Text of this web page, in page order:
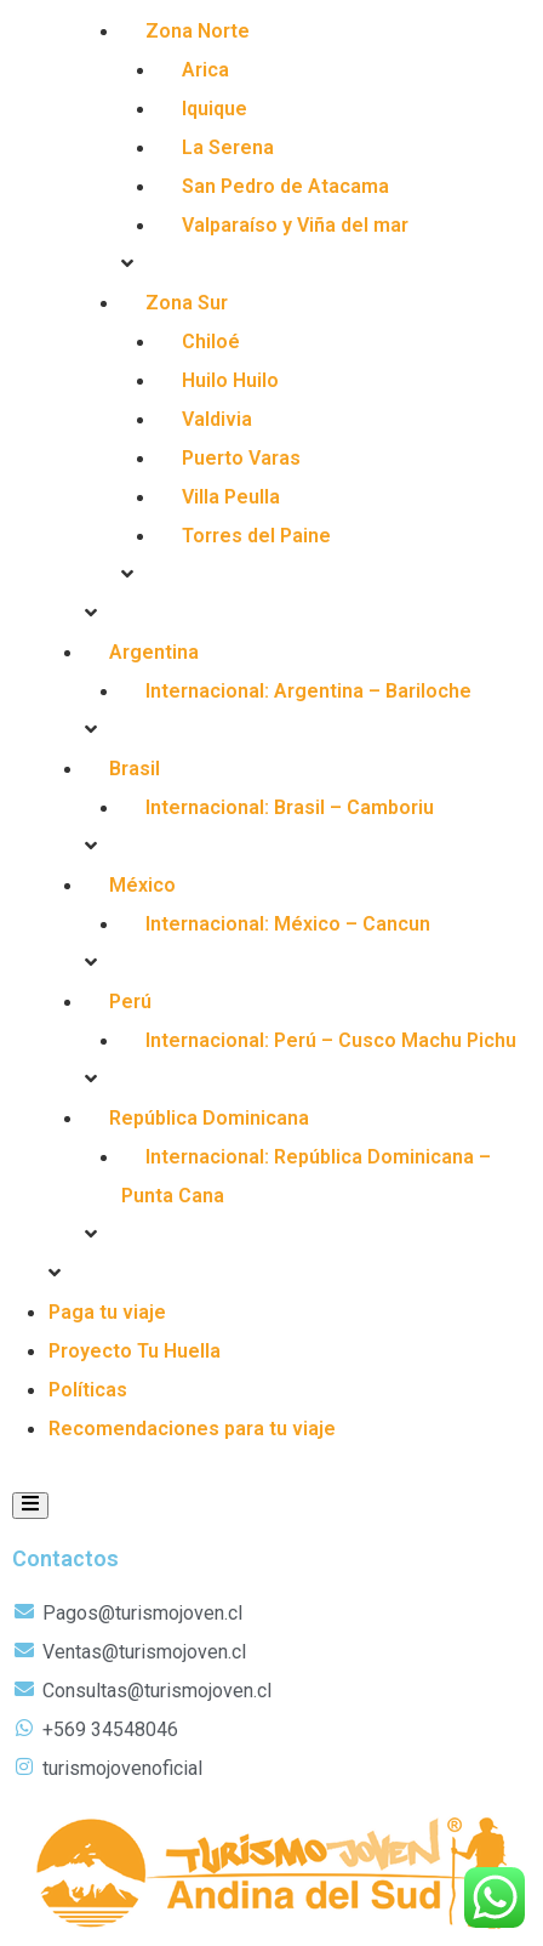
Zona Norte
Arica
Iquique
La Serena
San Pedro de Atacama
Valparaíso y Viña del mar
Zona Sur
Chiloé
Huilo Huilo
Valdivia
Puerto Varas
Villa Peulla
Torres del Paine
Argentina
Internacional: Argentina – Bariloche
Brasil
Internacional: Brasil – Camboriu
México
Internacional: México – Cancun
Perú
Internacional: Perú – Cusco Machu Pichu
República Dominicana
Internacional: República Dominicana –
Punta Cana
Paga tu viaje
Proyecto Tu Huella
Políticas
Recomendaciones para tu viaje
Menú conmutador Humberger
Contactos
Pagos@turismojoven.cl
Ventas@turismojoven.cl
Consultas@turismojoven.cl
+569 34548046
turismojovenoficial